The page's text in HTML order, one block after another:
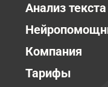
Анализ текста
Компания
Тарифы